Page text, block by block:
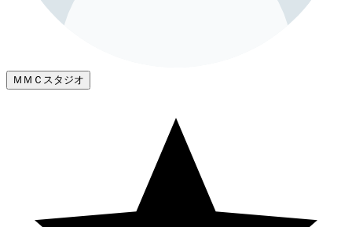
ＭＭＣスタジオ